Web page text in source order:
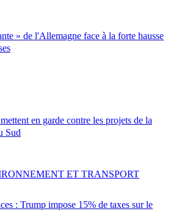
» de l'Allemagne face à la forte hausse
en garde contre les projets de la
Sud
: Trump impose 15% de taxes sur le
ET TRANSPORT